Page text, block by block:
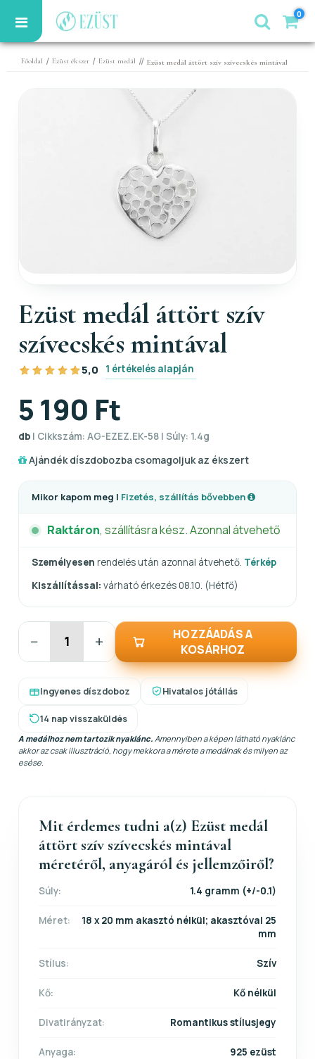
0
Főoldal / Ezüst ékszer / Ezüst medál // Ezüst medál áttört szív szívecskés mintával
Ezüst medál áttört szív
szívecskés mintával
5,0 1 értékelés alapján
5 190 Ft
db | Cikkszám: AG-EZEZ.EK-58 | Súly: 1.4g
Ajándék díszdobozba csomagoljuk az ékszert
Mikor kapom meg | Fizetés, szállítás bővebben
Raktáron, szállításra kész. Azonnal átvehető
Személyesen rendelés után azonnal átvehető. Térkép
Kiszállítással: várható érkezés 08.10. (Hétfő)
− +
HOZZÁADÁS A
KOSÁRHOZ
Ingyenes díszdoboz Hivatalos jótállás
14 nap visszaküldés
A medálhoz nem tartozik nyaklánc. Amennyiben a képen látható nyaklánc
akkor az csak illusztráció, hogy mekkora a mérete a medálnak és milyen az
esése.
Mit érdemes tudni a(z) Ezüst medál
áttört szív szívecskés mintával
méretéről, anyagáról és jellemzőiről?
Súly: 1.4 gramm (+/-0.1)
Méret:
18 x 20 mm akasztó nélkül; akasztóval 25
mm
Stílus: Szív
Kő: Kő nélkül
Divatirányzat: Romantikus stílusjegy
Anyaga: 925 ezüst